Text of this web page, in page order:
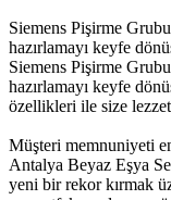
Siemens Pişirme
hazırlamayı keyfe
Siemens Pişirme
hazırlamayı keyfe
özellikleri ile size
Müşteri memnuniyeti
Antalya Beyaz Eşya
yeni bir rekor kırmak